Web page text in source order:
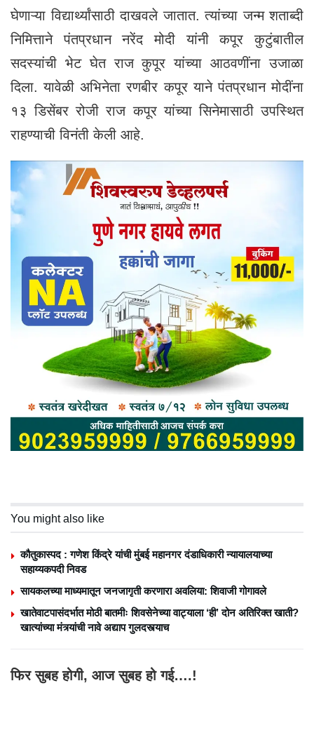
घेणाऱ्या विद्यार्थ्यांसाठी दाखवले जातात. त्यांच्या जन्म शताब्दी
निमित्ताने पंतप्रधान नरेंद मोदी यांनी कपूर कुटुंबातील
सदस्यांची भेट घेत राज कुपूर यांच्या आठवणींना उजाळा
दिला. यावेळी अभिनेता रणबीर कपूर याने पंतप्रधान मोदींना
१३ डिसेंबर रोजी राज कपूर यांच्या सिनेमासाठी उपस्थित
राहण्याची विनंती केली आहे.
You might also like
कौतुकास्पद : गणेश किंद्रे यांची मुंबई महानगर दंडाधिकारी न्यायालयाच्या
सहाय्यकपदी निवड
सायकलच्या माध्यमातून जनजागृती करणारा अवलिया: शिवाजी गोगावले
खातेवाटपासंदर्भात मोठी बातमीः शिवसेनेच्या वाट्याला ‘ही’ दोन अतिरिक्त खाती?
खात्यांच्या मंत्र्यांची नावे अद्याप गुलदस्त्याच
फिर सुबह होगी, आज सुबह हो गई….!